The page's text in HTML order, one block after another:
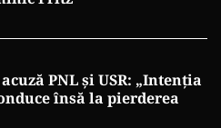
PNL și USR: „Intenția
însă la pierderea